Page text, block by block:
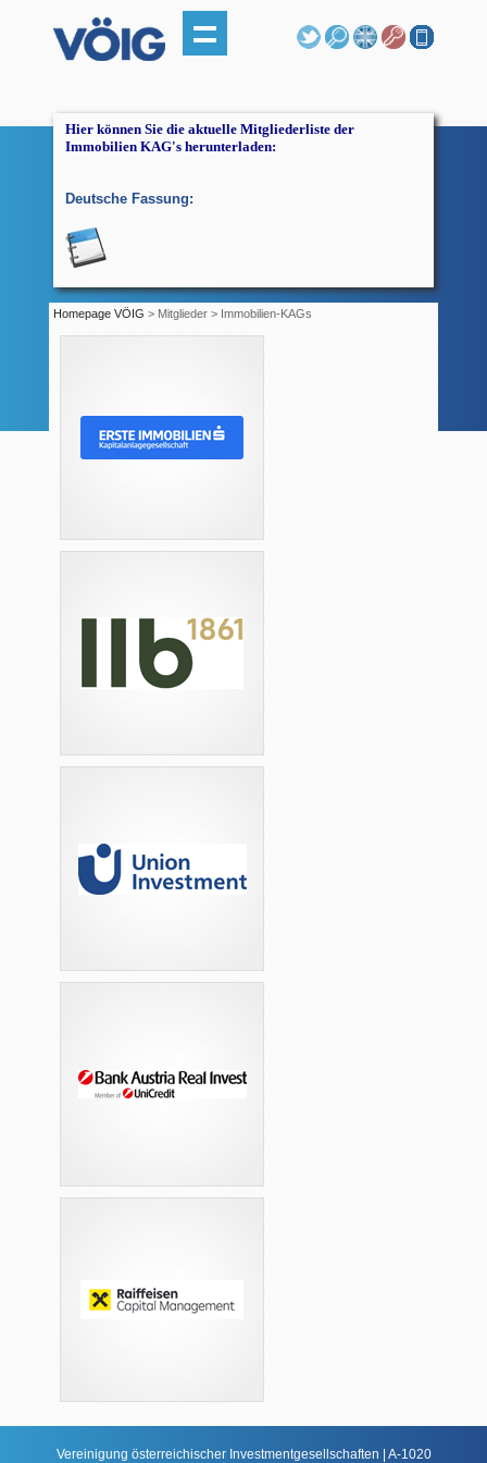
Hier können Sie die aktuelle Mitgliederliste der
Immobilien KAG's herunterladen:
Deutsche Fassung:
Homepage VÖIG > Mitglieder > Immobilien-KAGs
Vereinigung österreichischer Investmentgesellschaften | A-1020